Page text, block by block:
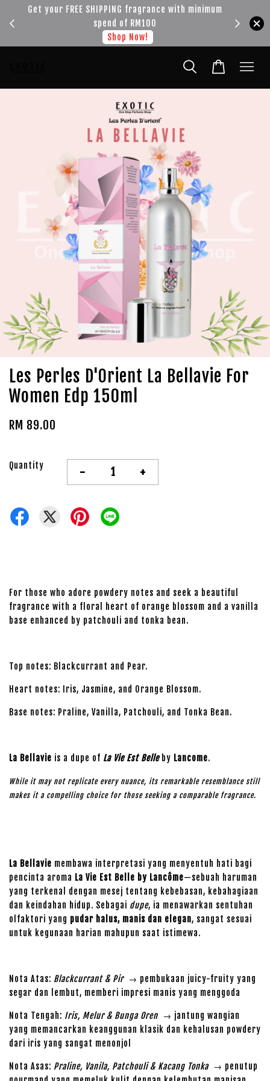
Get your FREE SHIPPING fragrance with minimum
spend of RM100
Shop Now!
Les Perles D'Orient La Bellavie For
Women Edp 150ml
RM 89.00
Quantity - +
For those who adore powdery notes and seek a beautiful
fragrance with a floral heart of orange blossom and a vanilla
base enhanced by patchouli and tonka bean.
Top notes: Blackcurrant and Pear.
Heart notes: Iris, Jasmine, and Orange Blossom.
Base notes: Praline, Vanilla, Patchouli, and Tonka Bean.
La Bellavie is a dupe of La Vie Est Belleby Lancome.
While it may not replicate every nuance, its remarkable resemblance still
makes it a compelling choice for those seeking a comparable fragrance.
La Bellavie membawa interpretasi yang menyentuh hati bagi
pencinta aroma La Vie Est Belle by Lancôme—sebuah haruman
yang terkenal dengan mesej tentang kebebasan, kebahagiaan
dan keindahan hidup. Sebagai dupe, ia menawarkan sentuhan
olfaktori yang pudar halus, manis dan elegan, sangat sesuai
untuk kegunaan harian mahupun saat istimewa.
Nota Atas: Blackcurrant & Pir→ pembukaan juicy-fruity yang
segar dan lembut, memberi impresi manis yang menggoda
Nota Tengah: Iris, Melur & Bunga Oren → jantung wangian
yang memancarkan keanggunan klasik dan kehalusan powdery
dari iris yang sangat menonjol
Nota Asas: Praline, Vanila, Patchouli & Kacang Tonka→ penutup